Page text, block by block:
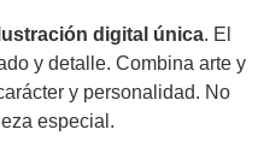
digital única. El
y detalle. Combina arte y
y personalidad. No
especial.